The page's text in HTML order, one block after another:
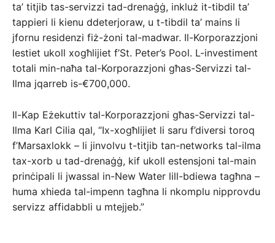
ta’ titjib tas-servizzi tad-drenaġġ, inkluż it-tibdil ta’
tappieri li kienu ddeterjoraw, u t-tibdil ta’ mains li
jfornu residenzi fiż-żoni tal-madwar. Il-Korporazzjoni
lestiet ukoll xogħlijiet f’St. Peter’s Pool. L-investiment
totali min-naħa tal-Korporazzjoni għas-Servizzi tal-
Ilma jqarreb is-€700,000.
Il-Kap Eżekuttiv tal-Korporazzjoni għas-Servizzi tal-
Ilma Karl Cilia qal, “Ix-xogħlijiet li saru f’diversi toroq
f’Marsaxlokk – li jinvolvu t-titjib tan-networks tal-ilma
tax-xorb u tad-drenaġġ, kif ukoll estensjoni tal-main
prinċipali li jwassal in-New Water lill-bdiewa tagħna –
huma xhieda tal-impenn tagħna li nkomplu nipprovdu
servizz affidabbli u mtejjeb.”